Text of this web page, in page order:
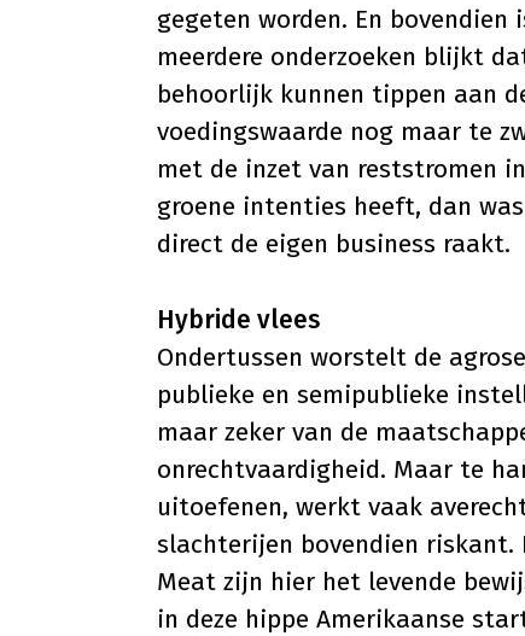
gegeten worden. En
meerdere onderzoeken blijkt
behoorlijk kunnen tippen aan
voedingswaarde nog maar te
met de inzet van reststromen
groene intenties heeft, dan
direct de eigen business raakt.
Hybride vlees
Ondertussen worstelt de
publieke en semipublieke
maar zeker van de
onrechtvaardigheid. Maar te
uitoefenen, werkt vaak
slachterijen bovendien riskant.
Meat zijn hier het levende
in deze hippe Amerikaanse